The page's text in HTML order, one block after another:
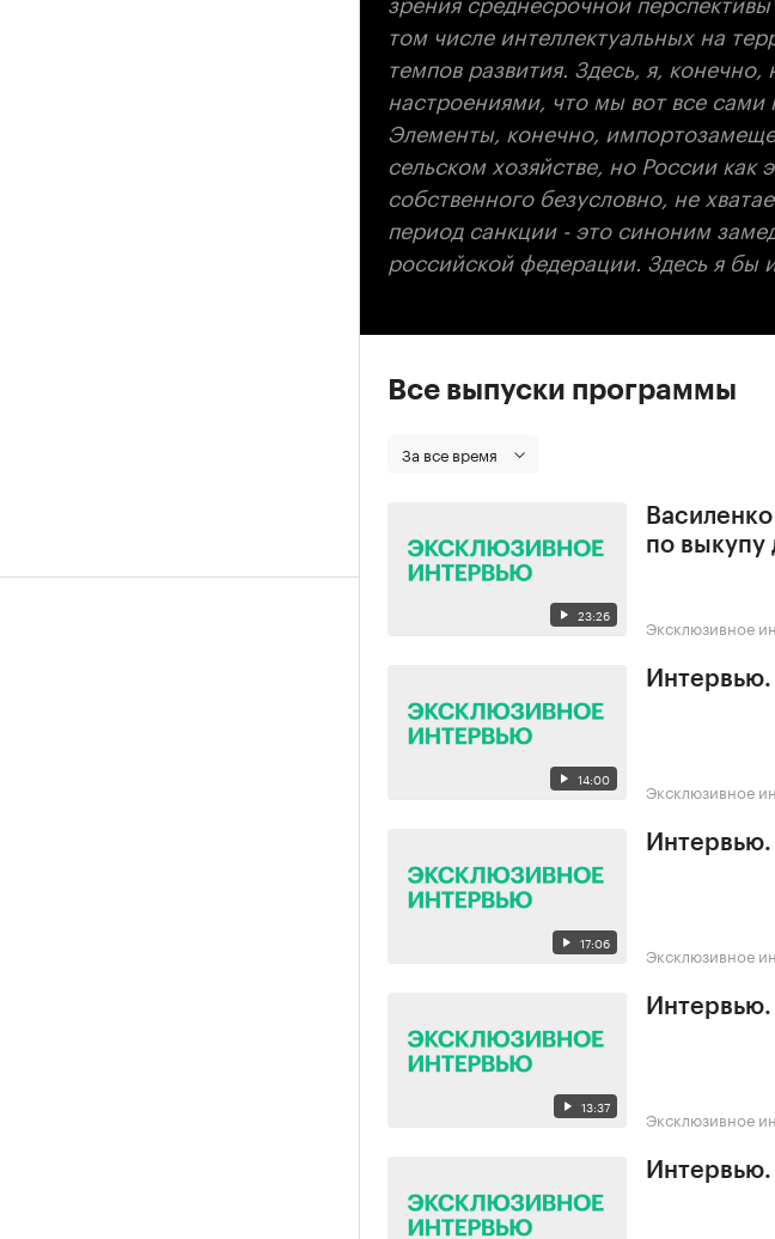
том числе интеллектуальных на
темпов развития. Здесь, я,
настроениями, что мы вот все
Элементы, конечно,
сельском хозяйстве, но России как
собственного безусловно, не
период санкции - это синоним
российской федерации. Здесь я бы
Все выпуски программы
За все время
23:26
по выкупу
Эксклюзивное
14:00 Эксклюзивное
17:06 Эксклюзивное
13:37 Эксклюзивное